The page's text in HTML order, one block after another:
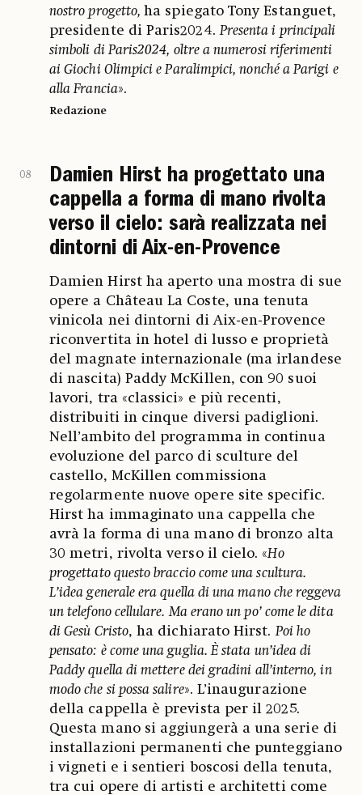
nostro progetto,ha spiegato Tony Estanguet,
presidente di Paris2024.Presenta i principali
simboli di Paris2024, oltre a numerosi riferimenti
ai Giochi Olimpici e Paralimpici, nonché a Parigi e
alla Francia».
Redazione
08
Damien Hirst ha progettato una
cappella a forma di mano rivolta
verso il cielo: sarà realizzata nei
dintorni di Aix-en-Provence
Damien Hirst ha aperto una mostra di sue
opere a Château La Coste, una tenuta
vinicola nei dintorni di Aix-en-Provence
riconvertita in hotel di lusso e proprietà
del magnate internazionale (ma irlandese
di nascita) Paddy McKillen, con 90 suoi
lavori, tra «classici» e più recenti,
distribuiti in cinque diversi padiglioni.
Nell’ambito del programma in continua
evoluzione del parco di sculture del
castello, McKillen commissiona
regolarmente nuove opere site specific.
Hirst ha immaginato una cappella che
avrà la forma di una mano di bronzo alta
30 metri, rivolta verso il cielo. «Ho
progettato questo braccio come una scultura.
L’idea generale era quella di una mano che reggeva
un telefono cellulare. Ma erano un po’ come le dita
di Gesù Cristo, ha dichiarato Hirst.Poi ho
pensato: è come una guglia. È stata un’idea di
Paddy quella di mettere dei gradini all’interno, in
modo che si possa salire». L’inaugurazione
della cappella è prevista per il 2025.
Questa mano si aggiungerà a una serie di
installazioni permanenti che punteggiano
i vigneti e i sentieri boscosi della tenuta,
tra cui opere di artisti e architetti come